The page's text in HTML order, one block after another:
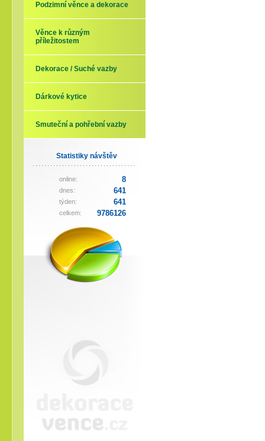
Podzimní věnce a dekorace
Věnce k různým
příležitostem
Dekorace / Suché vazby
Dárkové kytice
Smuteční a pohřební vazby
Statistiky návštěv
online: 8
dnes: 641
týden: 641
celkem: 9786126